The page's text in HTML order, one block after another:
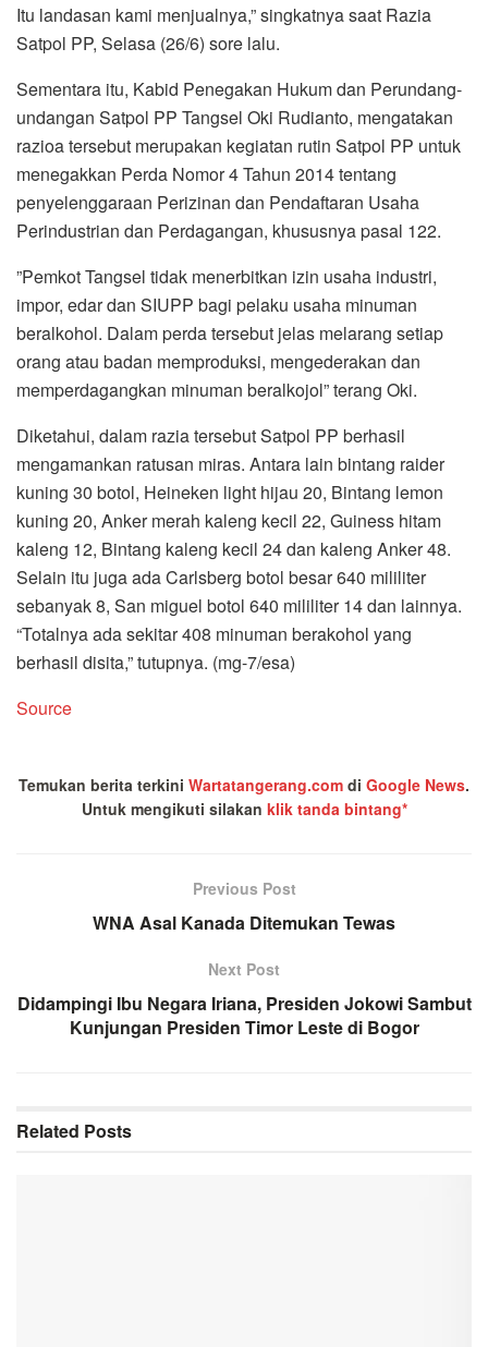
Itu landasan kami menjualnya,” singkatnya saat Razia
Satpol PP, Selasa (26/6) sore lalu.
Sementara itu, Kabid Penegakan Hukum dan Perundang-
undangan Satpol PP Tangsel Oki Rudianto, mengatakan
razioa tersebut merupakan kegiatan rutin Satpol PP untuk
menegakkan Perda Nomor 4 Tahun 2014 tentang
penyelenggaraan Perizinan dan Pendaftaran Usaha
Perindustrian dan Perdagangan, khususnya pasal 122.
”Pemkot Tangsel tidak menerbitkan izin usaha industri,
impor, edar dan SIUPP bagi pelaku usaha minuman
beralkohol. Dalam perda tersebut jelas melarang setiap
orang atau badan memproduksi, mengederakan dan
memperdagangkan minuman beralkojol” terang Oki.
Diketahui, dalam razia tersebut Satpol PP berhasil
mengamankan ratusan miras. Antara lain bintang raider
kuning 30 botol, Heineken light hijau 20, Bintang lemon
kuning 20, Anker merah kaleng kecil 22, Guiness hitam
kaleng 12, Bintang kaleng kecil 24 dan kaleng Anker 48.
Selain itu juga ada Carlsberg botol besar 640 mililiter
sebanyak 8, San miguel botol 640 mililiter 14 dan lainnya.
“Totalnya ada sekitar 408 minuman berakohol yang
berhasil disita,” tutupnya. (mg-7/esa)
Source
Temukan berita terkini Wartatangerang.com di Google News.
Untuk mengikuti silakan klik tanda bintang*
Previous Post
WNA Asal Kanada Ditemukan Tewas
Next Post
Didampingi Ibu Negara Iriana, Presiden Jokowi Sambut
Kunjungan Presiden Timor Leste di Bogor
Related Posts